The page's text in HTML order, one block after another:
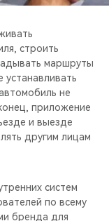
строить
маршруты
не
приложение
и выезде
другим лицам
систем
по всему
бренда для